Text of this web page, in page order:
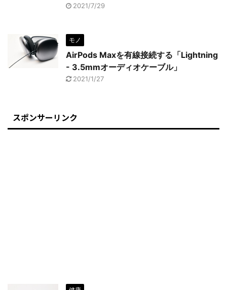
2021/7/29
モノ
AirPods Maxを有線接続する「Lightning
- 3.5mmオーディオケーブル」
2021/1/27
スポンサーリンク